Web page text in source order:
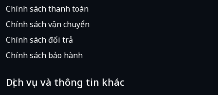
Chính sách thanh toán
Chính sách vận chuyển
Chính sách đổi trả
Chính sách bảo hành
Dịch vụ và thông tin khác